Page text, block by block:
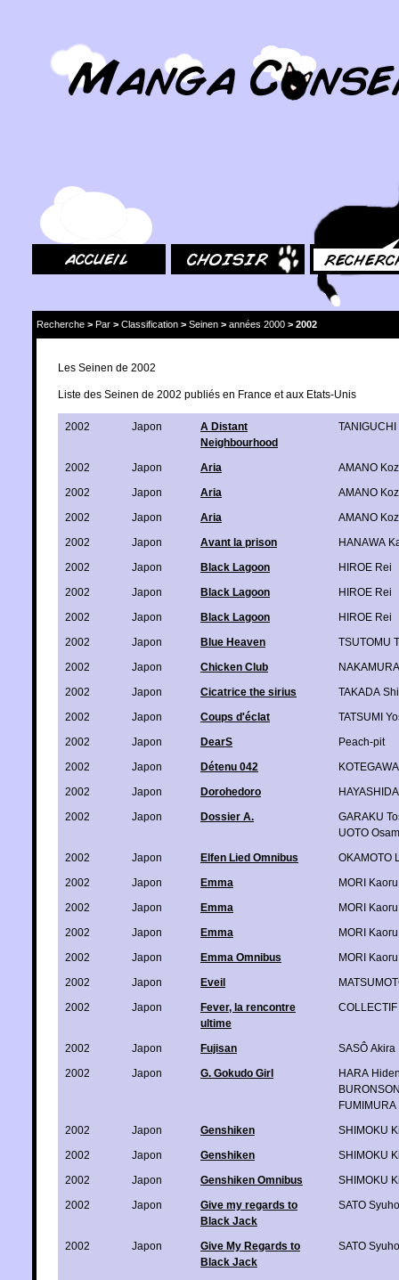
Recherche > Par > Classification > Seinen > années 2000 > 2002
Les Seinen de 2002
Liste des Seinen de 2002 publiés en France et aux Etats-Unis
2002 Japon
A Distant
Neighbourhood
TANIGUCHI
2002 Japon Aria
AMANO
2002
Japon Aria
AMANO
2002
Japon Aria
AMANO
2002
Japon Avant la prison
HANAWA
2002
Japon Black Lagoon
HIROE Rei
2002
Japon Black Lagoon
HIROE Rei
2002
Japon Black Lagoon
HIROE Rei
2002
Japon Blue Heaven
TSUTOMU
2002
Japon Chicken Club
2002
Japon Cicatrice the sirius
TAKADA
2002
Japon Coups d'éclat
TATSUMI
2002
Japon DearS
Peach-pit
2002
Japon Détenu 042
2002
Japon Dorohedoro
2002
Japon Dossier A.
GARAKU
UOTO
2002
Japon Elfen Lied Omnibus
OKAMOTO
2002
Japon Emma
MORI Kaoru
2002
Japon Emma
MORI Kaoru
2002
Japon Emma
MORI Kaoru
2002
Japon Emma Omnibus
MORI Kaoru
2002
Japon Eveil
2002
Japon
Fever, la rencontre
ultime
COLLECTIF
2002 Japon Fujisan
SASÔ Akira
2002
Japon G. Gokudo Girl
HARA
FUMIMURA
2002
Japon Genshiken
SHIMOKU
2002
Japon Genshiken
SHIMOKU
2002
Japon Genshiken Omnibus
SHIMOKU
2002
Japon
Give my regards to
Black Jack
SATO Syuho
2002 Japon
Give My Regards to
Black Jack
SATO Syuho